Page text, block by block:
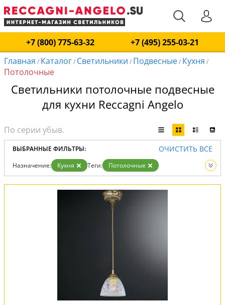
+7 (800) 775-63-32
+7 (495) 255-03-21
Главная / Каталог/ Светильники / Подвесные/ Кухня /
Потолочные
Светильники потолочные подвесные
для кухни Reccagni Angelo
ВЫБРАННЫЕ ФИЛЬТРЫ: ОЧИСТИТЬ ВСЕ
Назначение: Кухня Теги:
Потолочные
Тип:
Подвесные Вид: Светильники